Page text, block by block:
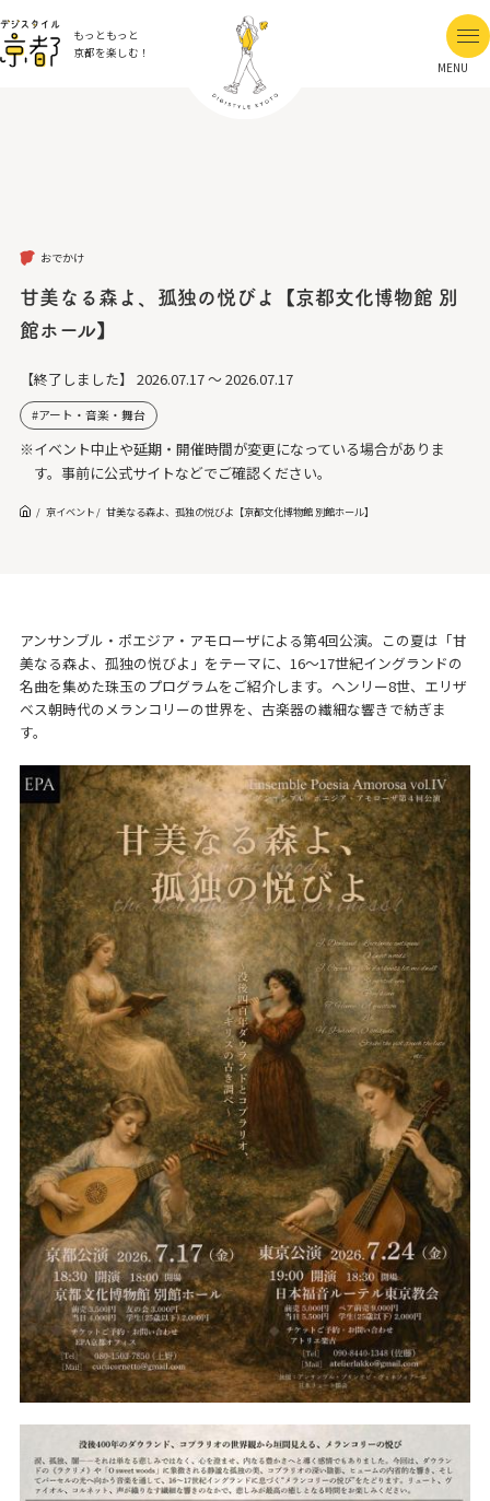
もっともっと
京都を楽しむ！
MENU
おでかけ
甘美なる森よ、孤独の悦びよ【京都文化博物館 別
館ホール】
【終了しました】 2026.07.17 ～ 2026.07.17
アート・音楽・舞台
※イベント中止や延期・開催時間が変更になっている場合がありま
す。事前に公式サイトなどでご確認ください。
京イベント 甘美なる森よ、孤独の悦びよ【京都文化博物館 別館ホール】
アンサンブル・ポエジア・アモローザによる第4回公演。この夏は「甘
美なる森よ、孤独の悦びよ」をテーマに、16〜17世紀イングランドの
名曲を集めた珠玉のプログラムをご紹介します。ヘンリー8世、エリザ
ベス朝時代のメランコリーの世界を、古楽器の繊細な響きで紡ぎま
す。